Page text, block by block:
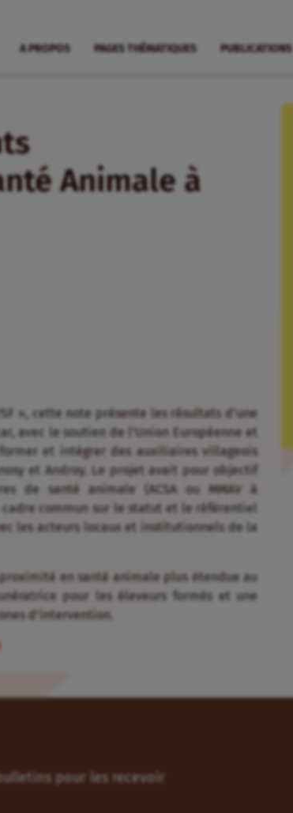
A PROPOS PAGES THÉMATIQUES PUBLICATIONS
Animale à
», cette note présente les résultats d’une
avec le soutien de l’Union Européenne et
et intégrer des auxiliaires villageois
et Androy. Le projet avait pour objectif
de santé animale (ACSA ou MMAV à
cadre commun sur le statut et le référentiel
les acteurs locaux et institutionnels de la
en santé animale plus étendue au
pour les éleveurs formés et une
d’intervention.
pour les recevoir